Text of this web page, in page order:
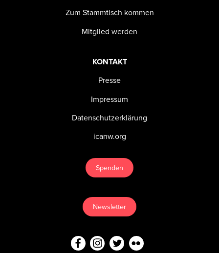
Zum Stammtisch kommen
Mitglied werden
KONTAKT
Presse
Impressum
Datenschutzerklärung
icanw.org
Spenden
Newsletter